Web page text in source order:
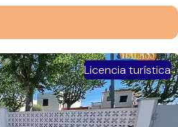
Licencia turística